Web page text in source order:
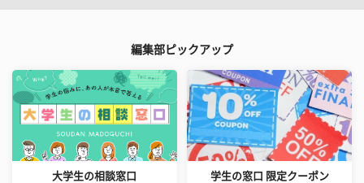
編集部ピックアップ
大学生の相談窓口 学生の窓口 限定クーポン